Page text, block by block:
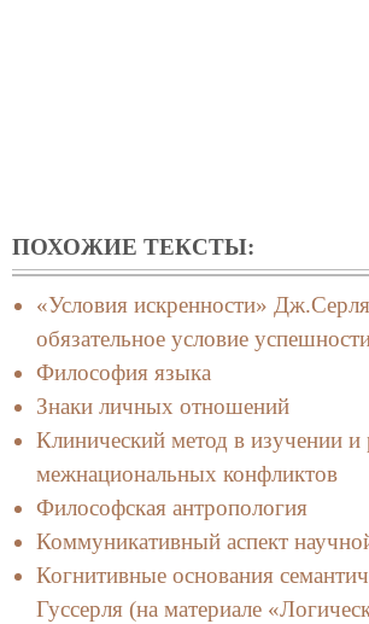
ПОХОЖИЕ ТЕКСТЫ:
«Условия искренности»
обязательное условие
Философия языка
Знаки личных отношений
Клинический метод в изучении и
межнациональных конфликтов
Философская антропология
Коммуникативный аспект
Когнитивные основания
Гуссерля (на материале